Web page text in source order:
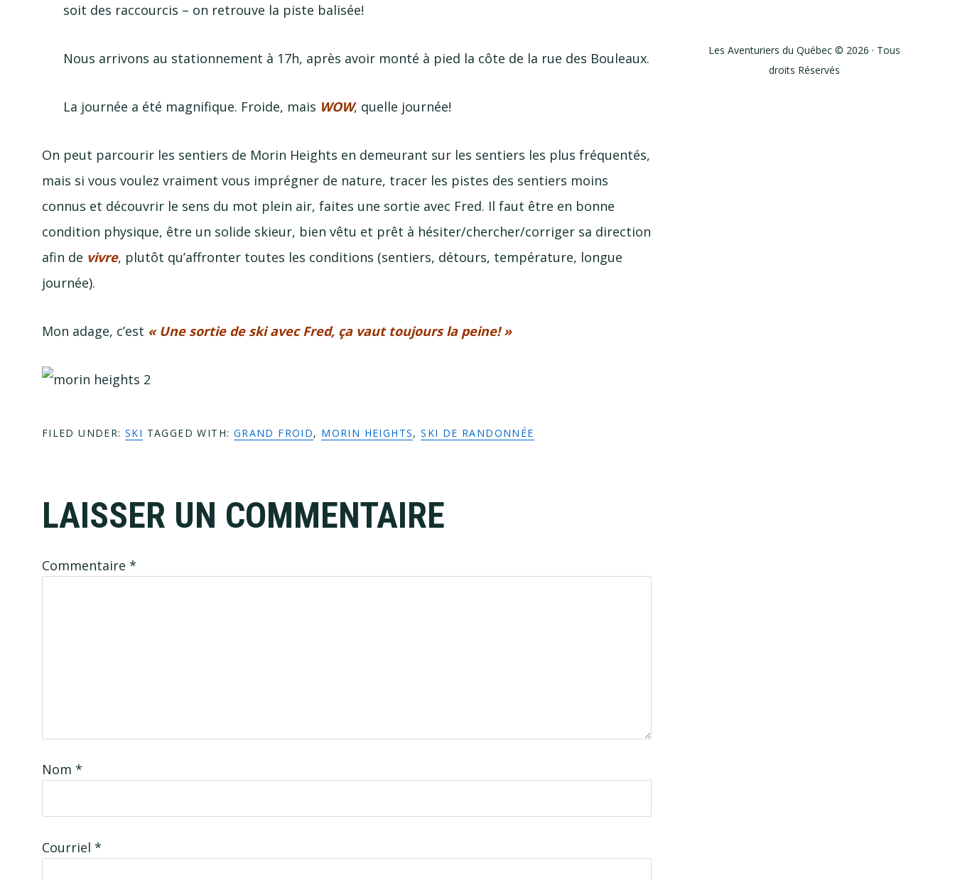
soit des raccourcis – on retrouve la piste balisée!
Nous arrivons au stationnement à 17h, après avoir monté à pied la côte de la rue des Bouleaux.
La journée a été magnifique. Froide, mais WOW, quelle journée!
On peut parcourir les sentiers de Morin Heights en demeurant sur les sentiers les plus fréquentés,
mais si vous voulez vraiment vous imprégner de nature, tracer les pistes des sentiers moins
connus et découvrir le sens du mot plein air, faites une sortie avec Fred. Il faut être en bonne
condition physique, être un solide skieur, bien vêtu et prêt à hésiter/chercher/corriger sa direction
afin de vivre, plutôt qu’affronter toutes les conditions (sentiers, détours, température, longue
journée).
Mon adage, c’est « Une sortie de ski avec Fred, ça vaut toujours la peine! »
FILED UNDER:SKI TAGGED WITH: GRAND FROID, MORIN HEIGHTS,SKI DE RANDONNÉE
Reader
Interactions
LAISSER UN COMMENTAIRE
Commentaire *
Nom *
Courriel *
Les Aventuriers du Québec © 2026 · Tous
droits Réservés